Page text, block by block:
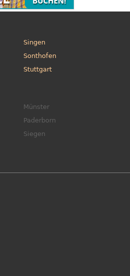
Singen
Sonthofen
Stuttgart
Münster
Paderborn
Siegen